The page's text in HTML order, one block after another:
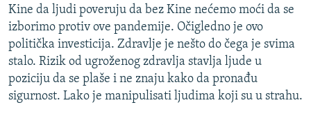
Kine da ljudi poveruju da bez Kine nećemo moći da se
izborimo protiv ove pandemije. Očigledno je ovo
politička investicija. Zdravlje je nešto do čega je svima
stalo. Rizik od ugroženog zdravlja stavlja ljude u
poziciju da se plaše i ne znaju kako da pronađu
sigurnost. Lako je manipulisati ljudima koji su u strahu.